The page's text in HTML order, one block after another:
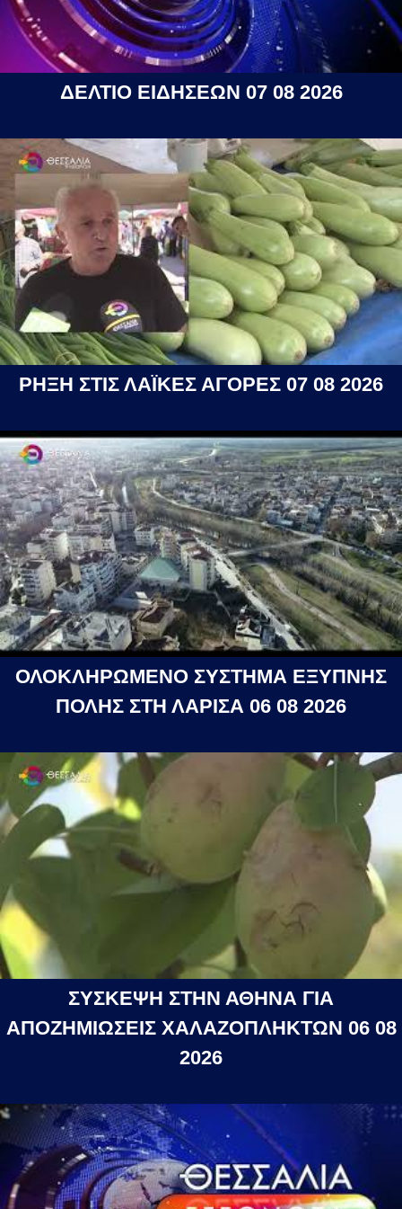
ΔΕΛΤΙΟ ΕΙΔΗΣΕΩΝ 07 08 2026
ΡΗΞΗ ΣΤΙΣ ΛΑΪΚΕΣ ΑΓΟΡΕΣ 07 08 2026
ΟΛΟΚΛΗΡΩΜΕΝΟ ΣΥΣΤΗΜΑ ΕΞΥΠΝΗΣ
ΠΟΛΗΣ ΣΤΗ ΛΑΡΙΣΑ 06 08 2026
ΣΥΣΚΕΨΗ ΣΤΗΝ ΑΘΗΝΑ ΓΙΑ
ΑΠΟΖΗΜΙΩΣΕΙΣ ΧΑΛΑΖΟΠΛΗΚΤΩΝ 06 08
2026